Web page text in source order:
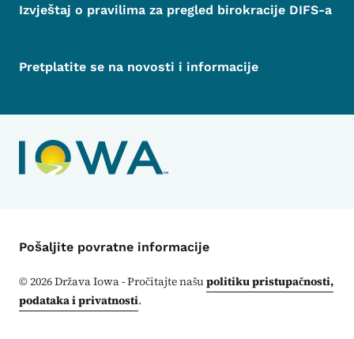
Izvještaj o pravilima za pregled birokracije DIFS-a
Pretplatite se na novosti i informacije
Kontakt meni
Pošaljite povratne informacije
©2026Država Iowa - Pročitajte našupolitiku pristupačnosti,
podataka i privatnosti.